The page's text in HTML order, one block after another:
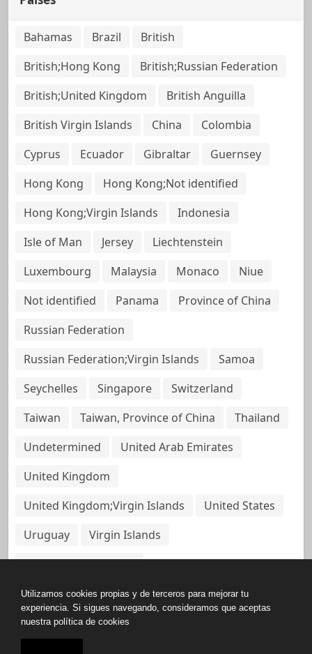
Bahamas Brazil
British
British;Hong Kong
British;Russian Federation
British;United Kingdom
British Anguilla
British Virgin Islands
China
Colombia
Cyprus
Ecuador Gibraltar
Guernsey
Hong Kong
Hong Kong;Not identified
Hong Kong;Virgin Islands
Indonesia
Isle of Man
Jersey
Liechtenstein
Luxembourg
Malaysia Monaco
Niue
Not identified
Panama
Province of China
Russian Federation
Russian Federation;Virgin Islands
Samoa
Seychelles
Singapore
Switzerland
Taiwan
Taiwan, Province of China
Thailand
Undetermined
United Arab Emirates
United Kingdom
United Kingdom;Virgin Islands
United States
Uruguay
Virgin Islands
Virgin Islands, British
Copyright © All rights reserved.
Utilizamos cookies propias y de terceros para mejorar tu
experiencia. Si sigues navegando, consideramos que aceptas
nuestra política de cookies